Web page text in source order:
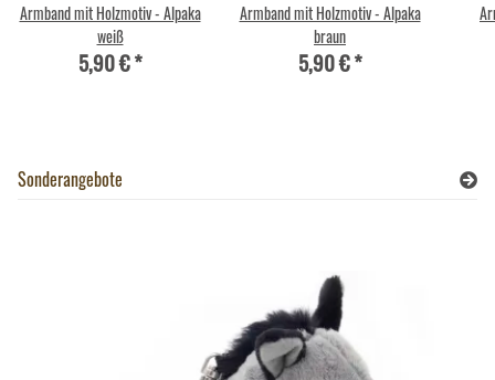
Armband mit Holzmotiv - Alpaka
weiß
5,90 €*
Armband mit Holzmotiv - Alpaka
braun
5,90 €*
Sonderangebote